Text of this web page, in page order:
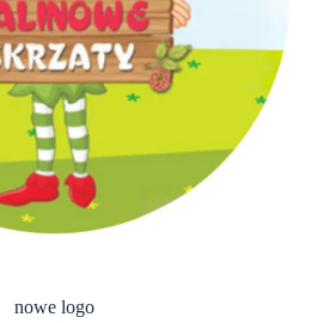
nowe logo